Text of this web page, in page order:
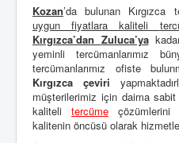
Kozan’da bulunan Kırgızca
uygun fiyatlara kaliteli
Kırgızca’dan Zuluca’ya
yeminli tercümanlarımız
tercümanlarımız ofiste
Kırgızca çeviri
müşterilerimiz için daima
kaliteli tercümeçözümlerini
kalitenin öncüsü olarak